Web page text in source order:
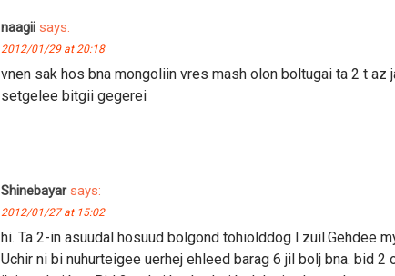
naagii says:
2012/01/29 at 20:18
vnen sak hos bna mongoliin vres mash olon boltugai ta 2 t az
setgelee bitgii gegerei
Shinebayar says:
2012/01/27 at 15:02
hi. Ta 2-in asuudal hosuud bolgond tohiolddog l zuil.Gehdee
Uchir ni bi nuhurteigee uerhej ehleed barag 6 jil bolj bna. bid